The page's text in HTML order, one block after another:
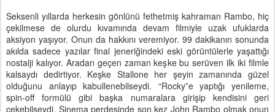
Seksenli yıllarda herkesin gönlünü fethetmiş kahraman Rambo, hiç
çekilmese de olurdu kıvamında devam filmiyle uzak ufuklarda
aksiyon yaşıyor. Onun da hakkını veremiyor. 99 dakikanın sonunda
akılda sadece yazılar final jeneriğindeki eski görüntülerle yaşattığı
nostalji kalıyor. Aradan geçen zaman keşke bu serüven ilk iki filmle
kalsaydı dedirtiyor. Keşke Stallone her şeyin zamanında güzel
olduğunu anlayıp kabullenebilseydi. “Rocky”e yaptığı yenileme,
spin-off formülü gibi başka numaralara girişip kendisini geri
çekebilseydi. Sinema perdesinde son kez John Rambo olmak onun